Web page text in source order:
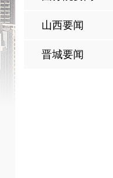
山西要闻
晋城要闻